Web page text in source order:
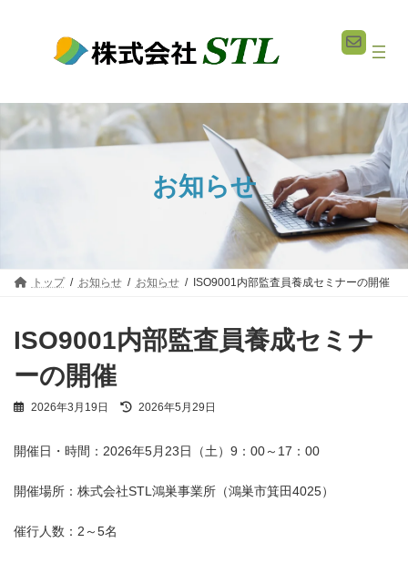
ス
ッ
プ
ン
移
動
お知らせ
トップ お知らせ お知らせ ISO9001内部監査員養成セミナーの開催
ISO9001内部監査員養成セミナ
ーの開催
2026年3月19日
最
新
時
:
2026年5月29日
開催日・時間：2026年5月23日（土）9：00～17：00
開催場所：株式会社STL鴻巣事業所（鴻巣市箕田4025）
催行人数：2～5名